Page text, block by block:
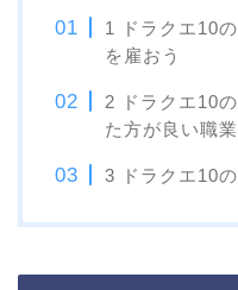
1 ドラクエ10
を雇おう
2 ドラクエ10
た方が良い職
3 ドラクエ10